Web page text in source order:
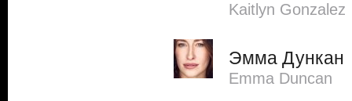
Kaitlyn Gonzalez
Эмма Дункан
Emma Duncan